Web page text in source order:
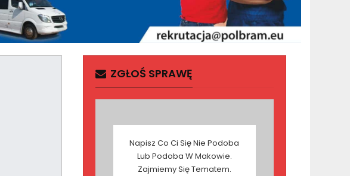
ZGŁOŚ SPRAWĘ
Napisz Co Ci Się Nie Podoba
Lub Podoba W Makowie.
Zajmiemy Się Tematem.